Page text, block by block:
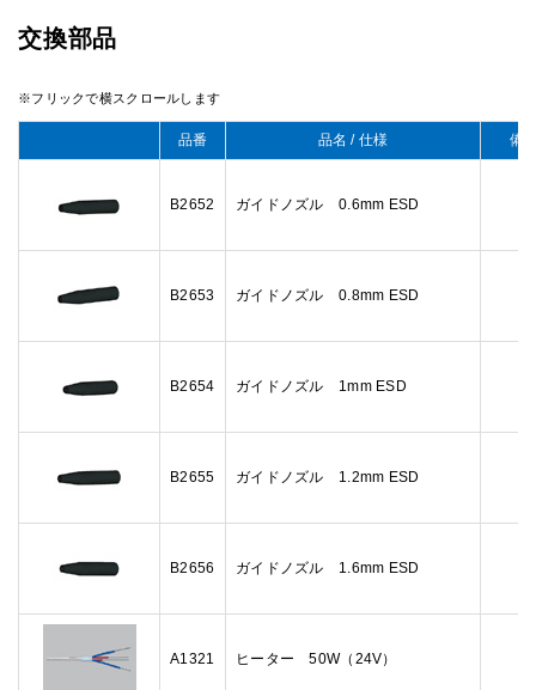
交換部品
品番 品名 / 仕様 備
B2652 ガイドノズル 0.6mm ESD
B2653 ガイドノズル 0.8mm ESD
B2654 ガイドノズル 1mm ESD
B2655 ガイドノズル 1.2mm ESD
B2656 ガイドノズル 1.6mm ESD
A1321 ヒーター 50W（24V）